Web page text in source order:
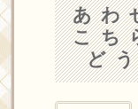
あわ
こち
ど